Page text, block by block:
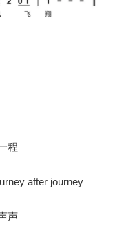
程
after journey
声